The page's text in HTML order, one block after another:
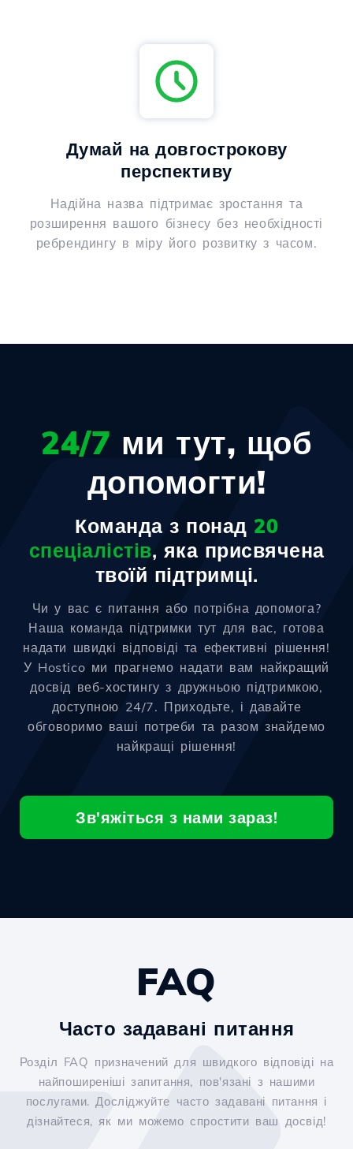
Думай на довгострокову
перспективу
Надійна назва підтримає зростання та
розширення вашого бізнесу без необхідності
ребрендингу в міру його розвитку з часом.
24/7 ми тут, щоб
допомогти!
Команда з понад 20
спеціалістів, яка присвячена
твоїй підтримці.
Чи у вас є питання або потрібна допомога?
Наша команда підтримки тут для вас, готова
надати швидкі відповіді та ефективні рішення!
У Hostico ми прагнемо надати вам найкращий
досвід веб-хостингу з дружньою підтримкою,
доступною 24/7. Приходьте, і давайте
обговоримо ваші потреби та разом знайдемо
найкращі рішення!
Зв'яжіться з нами зараз!
FAQ
Часто задавані питання
Розділ FAQ призначений для швидкого відповіді на
найпоширеніші запитання, пов'язані з нашими
послугами. Досліджуйте часто задавані питання і
дізнайтеся, як ми можемо спростити ваш досвід!